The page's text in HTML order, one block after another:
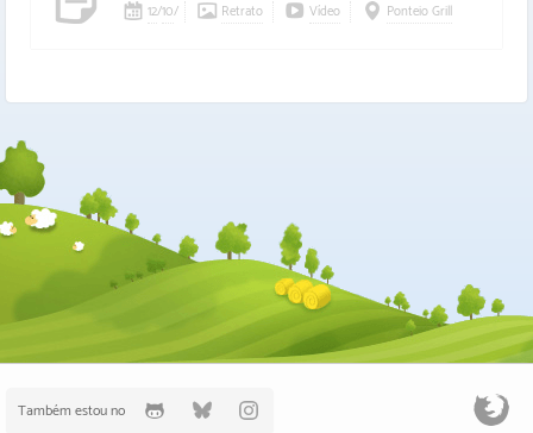
12/10/ Retrato Vídeo Ponteio Grill
Também estou no